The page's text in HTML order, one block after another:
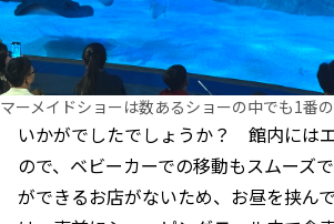
マーメイドショーは数あるショーの中でも1番の
いかがでしたでしょうか？ 館内には
ので、ベビーカーでの移動もスムーズ
ができるお店がないため、お昼を挟ん